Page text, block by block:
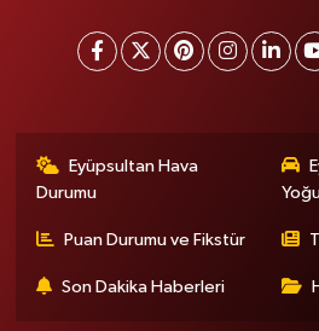
Eyüpsultan Hava
Durumu
Puan Durumu ve Fikstür
Son Dakika Haberleri